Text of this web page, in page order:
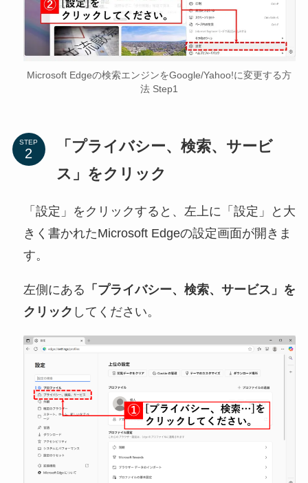
Microsoft Edgeの検索エンジンをGoogle/Yahoo!に変更する方
法 Step1
STEP
「プライバシー、検索、サービ
ス」をクリック
「設定」をクリックすると、左上に「設定」と大
きく書かれたMicrosoft Edgeの設定画面が開きま
す。
左側にある 「プライバシー、検索、サービス」を
クリック してください。